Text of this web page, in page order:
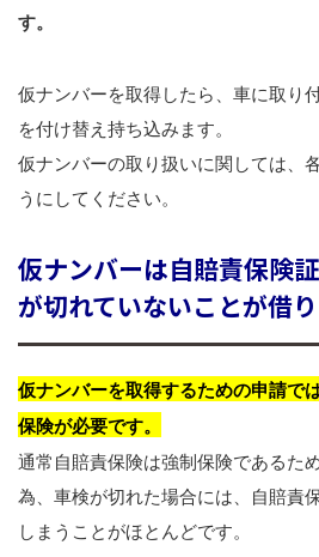
す。
仮ナンバーを取得したら、車に取り
を付け替え持ち込みます。
仮ナンバーの取り扱いに関しては、
うにしてください。
仮ナンバーは自賠責保険
が切れていないことが借
仮ナンバーを取得するための申請で
保険が必要です。
通常自賠責保険は強制保険であるた
為、車検が切れた場合には、自賠責
しまうことがほとんどです。